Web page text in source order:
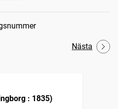
Nästa
: 1835)